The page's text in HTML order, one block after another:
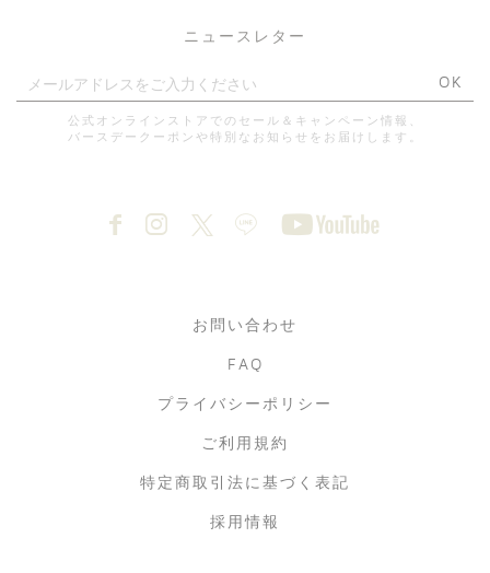
4月29日(水・祝)より 松屋銀
母の日ギフトキャンペーン
お問い合わせ
FAQ
プライバシーポリシー
ご利用規約
特定商取引法に基づく表記
採用情報
ニュースレター
OK
公式オンラインストアでのセール＆キャンペーン情報、
バースデークーポンや特別なお知らせをお届けします。